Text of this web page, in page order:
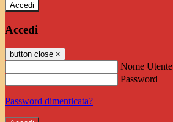
Accedi
Accedi
button close ×
Nome Utente
Password
Password dimenticata?